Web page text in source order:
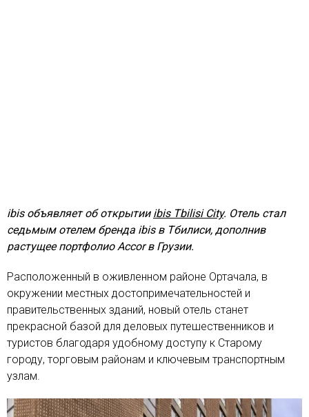
ibis объявляет об открытии ibis Tbilisi City. Отель стал
седьмым отелем бренда ibis в Тбилиси, дополнив
растущее портфолио Accor в Грузии.
Расположенный в оживленном районе Ортачала, в
окружении местных достопримечательностей и
правительственных зданий, новый отель станет
прекрасной базой для деловых путешественников и
туристов благодаря удобному доступу к Старому
городу, торговым районам и ключевым транспортным
узлам.